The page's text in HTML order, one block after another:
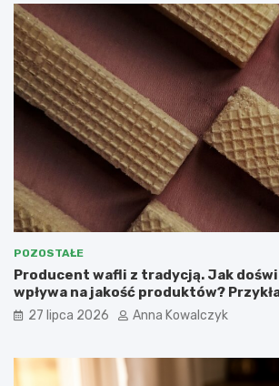
POZOSTAŁE
Producent wafli z tradycją. Jak
wpływa na jakość produktów?
27 lipca 2026 Anna Kowalczyk